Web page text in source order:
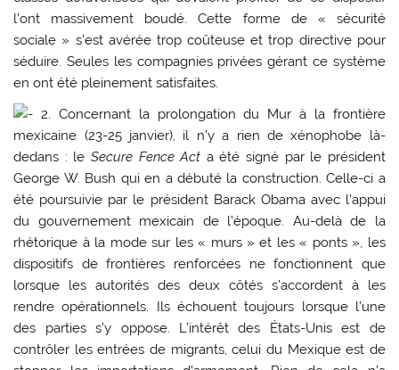
l’ont massivement boudé. Cette forme de « sécurité
sociale » s’est avérée trop coûteuse et trop directive pour
séduire. Seules les compagnies privées gérant ce système
en ont été pleinement satisfaites.
2. Concernant la prolongation du Mur à la frontière
mexicaine (23-25 janvier), il n’y a rien de xénophobe là-
dedans : le Secure Fence Act a été signé par le président
George W. Bush qui en a débuté la construction. Celle-ci a
été poursuivie par le président Barack Obama avec l’appui
du gouvernement mexicain de l’époque. Au-delà de la
rhétorique à la mode sur les « murs » et les « ponts », les
dispositifs de frontières renforcées ne fonctionnent que
lorsque les autorités des deux côtés s’accordent à les
rendre opérationnels. Ils échouent toujours lorsque l’une
des parties s’y oppose. L’intérêt des États-Unis est de
contrôler les entrées de migrants, celui du Mexique est de